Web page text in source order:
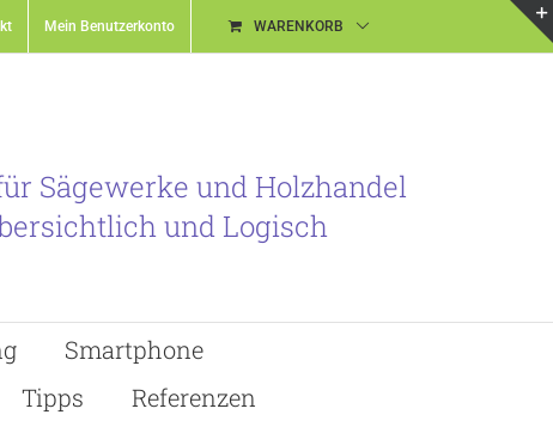
Mein Benutzerkonto WARENKORB
Sägewerke und Holzhandel
und Logisch
Smartphone
Tipps
Referenzen